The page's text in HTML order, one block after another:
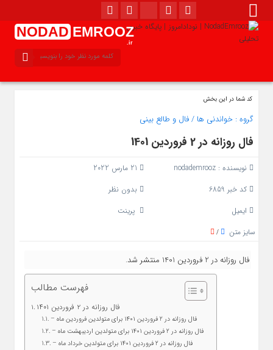
NODAD EMROOZ
.ir
کد شما در این بخش
گروه : خواندنی ها /فال و طالع بینی
فال روزانه در 2 فروردین 1401
نویسنده : nodademrooz
کد خبر 6859
بدون نظر
ایمیل
پرینت
سایز متن
/
فال روزانه در 2 فروردین 1401 منتشر شد.
فهرست مطالب
فال روزانه در 2 فروردین ۱۴۰۱
– فال روزانه در 2 فروردین ۱۴۰۱ برای متولدین فروردین ماه
– فال روزانه در 2 فروردین ۱۴۰۱ برای متولدین اردیبهشت ماه
– فال روزانه در 2 فروردین ۱۴۰۱ برای متولدین خرداد ماه